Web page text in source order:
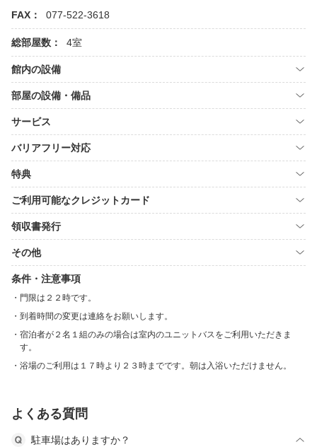
FAX：
077-522-3618
総部屋数： 4室
館内の設備
部屋の設備・備品
サービス
バリアフリー対応
特典
ご利用可能なクレジットカード
領収書発行
その他
条件・注意事項
門限は２２時です。
到着時間の変更は連絡をお願いします。
宿泊者が２名１組のみの場合は室内のユニットバスをご利用いただきま
す。
浴場のご利用は１７時より２３時までです。朝は入浴いただけません。
よくある質問
駐車場はありますか？